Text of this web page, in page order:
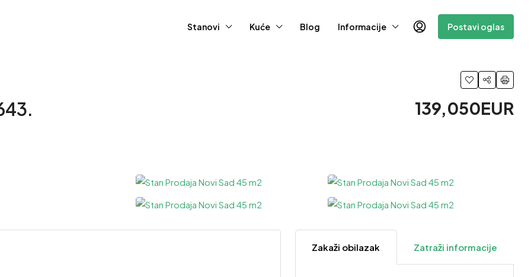
Stanovi Kuće Blog Informacije Postavi oglas
139,050EUR
Zakaži obilazak Zatraži informacije